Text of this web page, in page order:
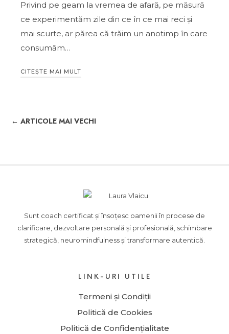
Privind pe geam la vremea de afară, pe măsură
ce experimentăm zile din ce în ce mai reci și
mai scurte, ar părea că trăim un anotimp în care
consumăm…
CITEȘTE MAI MULT
← ARTICOLE MAI VECHI
Sunt coach certificat și însoțesc oamenii în procese de
clarificare, dezvoltare personală și profesională, schimbare
strategică, neuromindfulness și transformare autentică.
LINK-URI UTILE
Termeni și Condiții
Politică de Cookies
Politică de Confidențialitate